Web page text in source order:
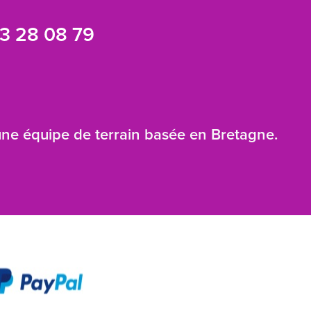
28 08 79
équipe de terrain basée en Bretagne.